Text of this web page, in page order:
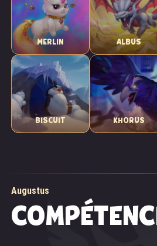
MERLIN ALBUS
BISCUIT KHORUS
Augustus